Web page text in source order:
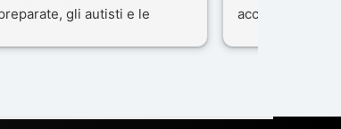
gli autisti e le
e di grande
accompagnati